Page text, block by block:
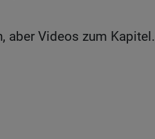
aber Videos zum Kapitel.